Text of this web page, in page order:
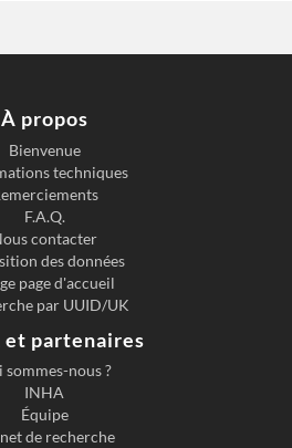
À propos
Bienvenue
techniques
F.A.Q.
contacter
des données
page d'accueil
par UUID/UK
et partenaires
sommes-nous ?
INHA
Équipe
de recherche